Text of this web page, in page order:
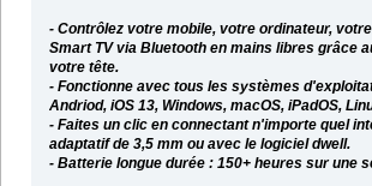
- Contrôlez votre mobile, votre ordinateur,
Smart TV via Bluetooth en mains libres grâce
votre tête.
- Fonctionne avec tous les systèmes
Andriod, iOS 13, Windows, macOS, iPadOS,
- Faites un clic en connectant n'importe quel
adaptatif de 3,5 mm ou avec le logiciel dwell.
- Batterie longue durée : 150+ heures sur une